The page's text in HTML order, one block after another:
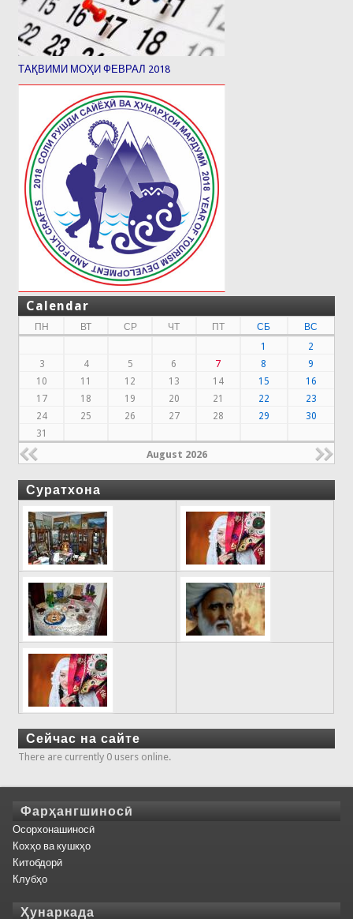
ТАҚВИМИ МОҲИ ФЕВРАЛ 2018
Calendar
ПН ВТ СР ЧТ ПТ СБ
ВС
1
2
3
4 5 6 7 8
9
10
11 12 13 14 15
16
17
18 19 20 21 22
23
24
25 26 27 28 29
30
31
August 2026
Суратхона
Сейчас на сайте
There are currently 0 users online.
Фарҳангшиносӣ
Осорхонашиносӣ
Кохҳо ва кушкҳо
Китобдорӣ
Клубҳо
Ҳунаркада